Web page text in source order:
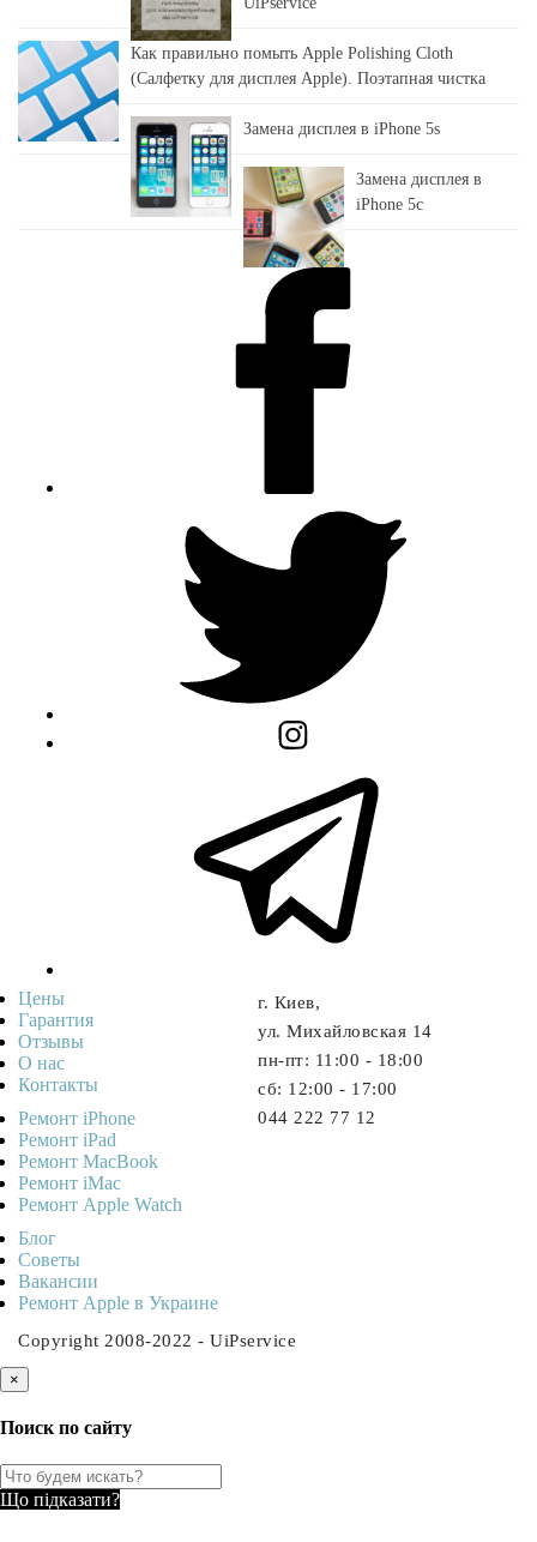
Как правильно помыть Apple Polishing Cloth
(Салфетку для дисплея Apple). Поэтапная чистка
Замена дисплея в iPhone 5s
Замена дисплея в
iPhone 5c
г. Киев,
ул. Михайловская 14
пн-пт: 11:00 - 18:00
cб: 12:00 - 17:00
044 222 77 12
Цены
Гарантия
Отзывы
О нас
Контакты
Ремонт iPhone
Ремонт iPad
Ремонт MacBook
Ремонт iMac
Ремонт Apple Watch
Блог
Советы
Ваканcии
Ремонт Apple в Украине
Copyright 2008-2022 - UiPservice
×
Поиск по сайту
Що підказати?